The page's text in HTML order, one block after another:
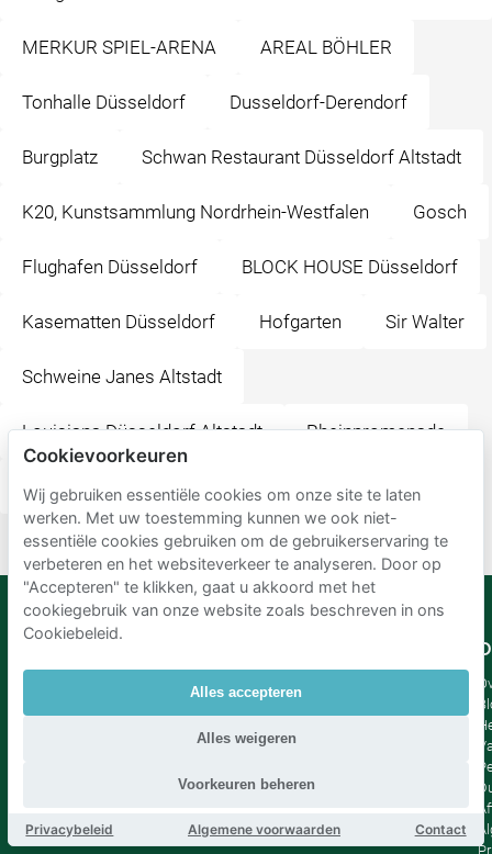
MERKUR SPIEL-ARENA AREAL BÖHLER
Tonhalle Düsseldorf Dusseldorf-Derendorf
Burgplatz Schwan Restaurant Düsseldorf Altstadt
K20, Kunstsammlung Nordrhein-Westfalen Gosch
Flughafen Düsseldorf BLOCK HOUSE Düsseldorf
Kasematten Düsseldorf Hofgarten Sir Walter
Schweine Janes Altstadt
Louisiana Düsseldorf Altstadt Rheinpromenade
Pizzeria Lupo Uerige Obergärige Hausbrauerei
B.V.
Cookievoorkeuren
Wij gebruiken essentiële cookies om onze site te laten
werken. Met uw toestemming kunnen we ook niet-
essentiële cookies gebruiken om de gebruikerservaring te
verbeteren en het websiteverkeer te analyseren. Door op
"Accepteren" te klikken, gaat u akkoord met het
cookiegebruik van onze website zoals beschreven in ons
Cookiebeleid.
Alles accepteren
Alles weigeren
Voorkeuren beheren
Privacybeleid Algemene voorwaarden Contact